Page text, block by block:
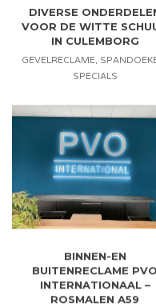
DIVERSE
VOOR DE WITTE
IN CULEMBORG
GEVELRECLAME,
SPECIALS
BINNEN-EN
BUITENRECLAME PVO
INTERNATIONAAL –
ROSMALEN A59